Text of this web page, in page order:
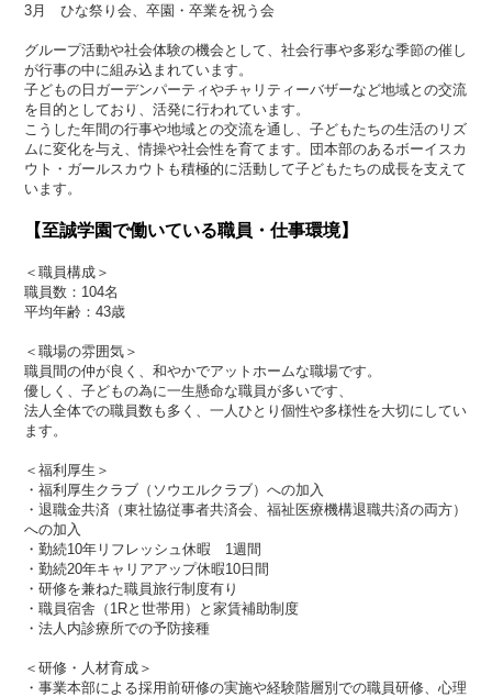
3月 ひな祭り会、卒園・卒業を祝う会
グループ活動や社会体験の機会として、社会行事や多彩な季節の催し
が行事の中に組み込まれています。
子どもの日ガーデンパーティやチャリティーバザーなど地域との交流
を目的としており、活発に行われています。
こうした年間の行事や地域との交流を通し、子どもたちの生活のリズ
ムに変化を与え、情操や社会性を育てます。団本部のあるボーイスカ
ウト・ガールスカウトも積極的に活動して子どもたちの成長を支えて
います。
【至誠学園で働いている職員・仕事環境】
＜職員構成＞
職員数：104名
平均年齢：43歳
＜職場の雰囲気＞
職員間の仲が良く、和やかでアットホームな職場です。
優しく、子どもの為に一生懸命な職員が多いです、
法人全体での職員数も多く、一人ひとり個性や多様性を大切にしてい
ます。
＜福利厚生＞
・福利厚生クラブ（ソウエルクラブ）への加入
・退職金共済（東社協従事者共済会、福祉医療機構退職共済の両方）
への加入
・勤続10年リフレッシュ休暇 1週間
・勤続20年キャリアアップ休暇10日間
・研修を兼ねた職員旅行制度有り
・職員宿舎（1Rと世帯用）と家賃補助制度
・法人内診療所での予防接種
＜研修・人材育成＞
・事業本部による採用前研修の実施や経験階層別での職員研修、心理